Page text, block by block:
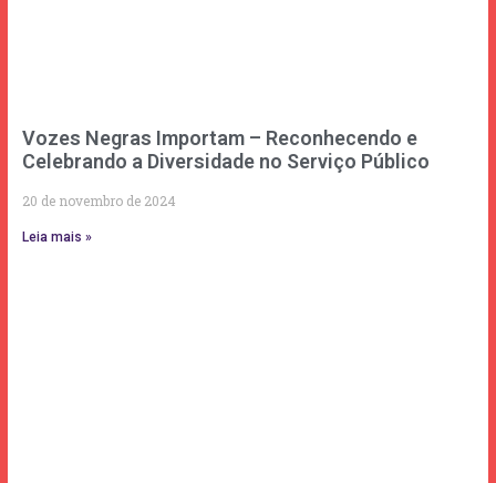
Vozes Negras Importam – Reconhecendo e
Celebrando a Diversidade no Serviço Público
20 de novembro de 2024
Leia mais »